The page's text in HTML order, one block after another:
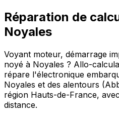
Réparation de
Noyales
Voyant moteur, démarrage
noyé à Noyales ? Allo-
répare l'électronique
Noyales et des alentours
région Hauts-de-France,
distance.